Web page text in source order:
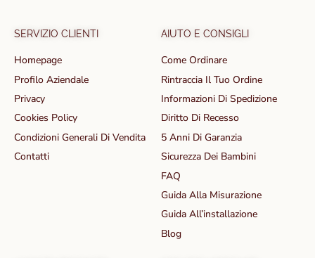
SERVIZIO CLIENTI
Homepage
Profilo Aziendale
Privacy
Cookies Policy
Condizioni Generali Di Vendita
Contatti
AIUTO E CONSIGLI
Come Ordinare
Rintraccia Il Tuo Ordine
Informazioni Di Spedizione
Diritto Di Recesso
5 Anni Di Garanzia
Sicurezza Dei Bambini
FAQ
Guida Alla Misurazione
Guida All’installazione
Blog